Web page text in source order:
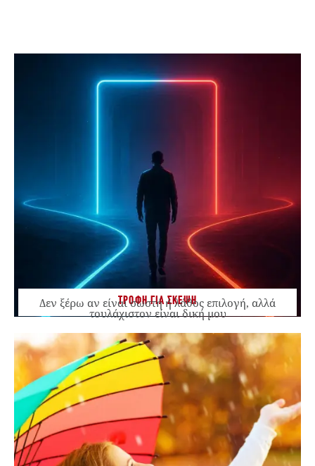
ΤΡΟΦΗ ΓΙΑ ΣΚΕΨΗ
Δεν ξέρω αν είναι σωστή ή λάθος επιλογή, αλλά
τουλάχιστον είναι δική μου